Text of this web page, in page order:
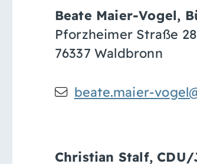
Beate Maier-Vogel,
Pforzheimer Straße 28
76337 Waldbronn
beate.maier-
Christian Stalf,